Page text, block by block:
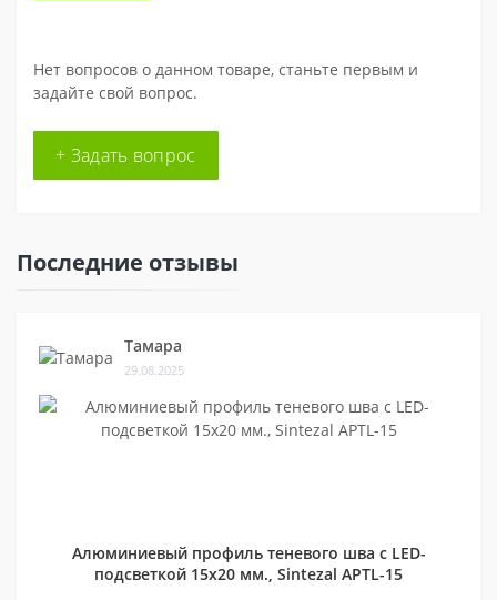
Нет вопросов о данном товаре, станьте первым и
задайте свой вопрос.
+ Задать вопрос
Последние отзывы
Тамара
29.08.2025
Алюминиевый профиль теневого шва c LED-
подсветкой 15х20 мм., Sintezal APTL-15